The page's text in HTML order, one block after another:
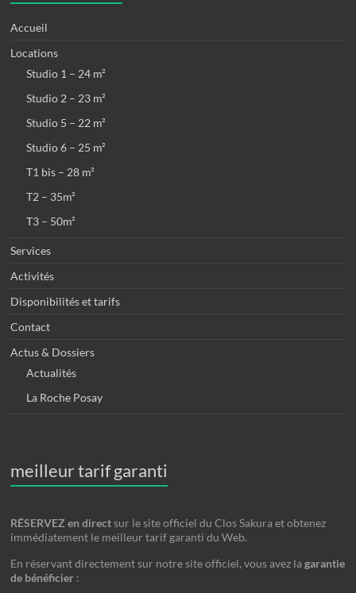
Accueil
Locations
Studio 1 – 24 m²
Studio 2 – 23 m²
Studio 5 – 22 m²
Studio 6 – 25 m²
T1 bis – 28 m²
T2 – 35m²
T3 – 50m²
Services
Activités
Disponibilités et tarifs
Contact
Actus & Dossiers
Actualités
La Roche Posay
meilleur tarif garanti
RÉSERVEZ en directsur le site officiel du Clos Sakura et obtenez
immédiatement le meilleur tarif garanti du Web.
En réservant directement sur notre site officiel, vous avez lagarantie
de bénéficier :